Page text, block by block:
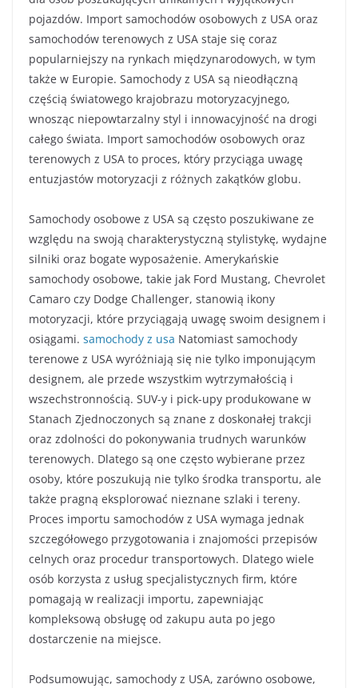
pojazdów. Import samochodów osobowych z USA oraz
samochodów terenowych z USA staje się coraz
popularniejszy na rynkach międzynarodowych, w tym
także w Europie. Samochody z USA są nieodłączną
częścią światowego krajobrazu motoryzacyjnego,
wnosząc niepowtarzalny styl i innowacyjność na drogi
całego świata. Import samochodów osobowych oraz
terenowych z USA to proces, który przyciąga uwagę
entuzjastów motoryzacji z różnych zakątków globu.
Samochody osobowe z USA są często poszukiwane ze
względu na swoją charakterystyczną stylistykę, wydajne
silniki oraz bogate wyposażenie. Amerykańskie
samochody osobowe, takie jak Ford Mustang, Chevrolet
Camaro czy Dodge Challenger, stanowią ikony
motoryzacji, które przyciągają uwagę swoim designem i
osiągami. samochody z usa Natomiast samochody
terenowe z USA wyróżniają się nie tylko imponującym
designem, ale przede wszystkim wytrzymałością i
wszechstronnością. SUV-y i pick-upy produkowane w
Stanach Zjednoczonych są znane z doskonałej trakcji
oraz zdolności do pokonywania trudnych warunków
terenowych. Dlatego są one często wybierane przez
osoby, które poszukują nie tylko środka transportu, ale
także pragną eksplorować nieznane szlaki i tereny.
Proces importu samochodów z USA wymaga jednak
szczegółowego przygotowania i znajomości przepisów
celnych oraz procedur transportowych. Dlatego wiele
osób korzysta z usług specjalistycznych firm, które
pomagają w realizacji importu, zapewniając
kompleksową obsługę od zakupu auta po jego
dostarczenie na miejsce.
Podsumowując, samochody z USA, zarówno osobowe,